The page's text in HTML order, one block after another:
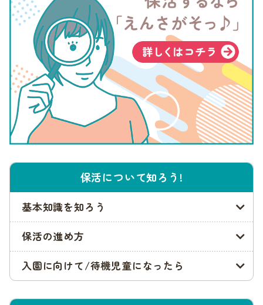
それぞれの方法とともに、必要書類をご紹介しますので、ご確
認ください。
電子申請での申込み方法
認可保育園の入園申込みを電子申請で行う場合は、まず申請者
IDを登録しましょう。ID登録をしたら、電子申請ができます。
自宅にいながら入園申込みが可能となるため、便利な方法とい
えるでしょう。
住んでいる地域の各総合支所子ども家庭支援課窓口で、申込み
書の提出が可能です。申込み書類は、一度提出すると返却は不
可です。申し込み後に家庭の状況等が変わった場合は、「申込
保育園の申込み書と必要書類を、郵送にて提出することも可能
家庭支援課窓口宛です。
保活について知ろう!
基本知識を知ろう
保活の進め方
入園に向けて/待機児童になったら